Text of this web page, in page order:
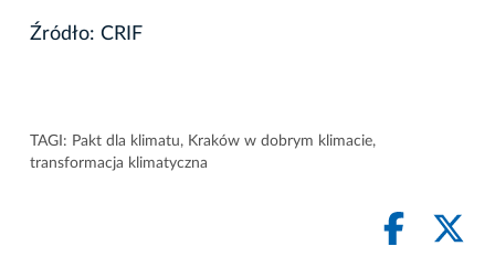
Źródło: CRIF
TAGI: Pakt dla klimatu, Kraków w dobrym klimacie,
transformacja klimatyczna